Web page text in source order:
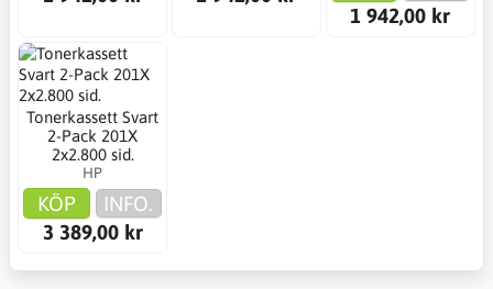
1 942,00 kr
Tonerkassett Svart
2-Pack 201X
2x2.800 sid.
HP
KÖP
INFO.
3 389,00 kr